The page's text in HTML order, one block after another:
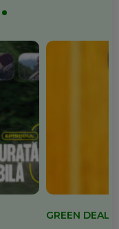
GREEN DEAL